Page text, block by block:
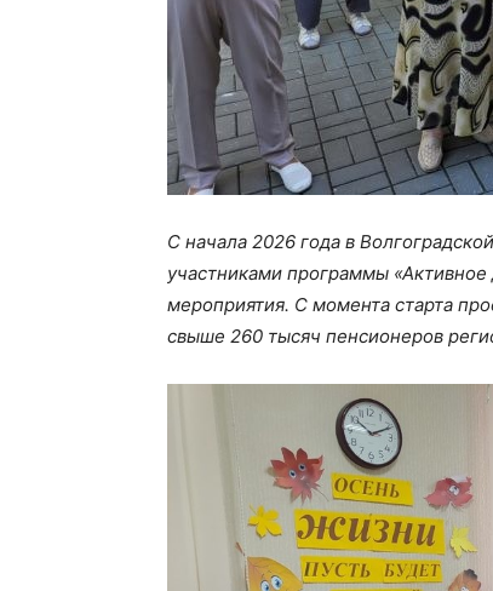
С начала 2026 года в
участниками программы
мероприятия. С момента старта
свыше 260 тысяч пенсионеров